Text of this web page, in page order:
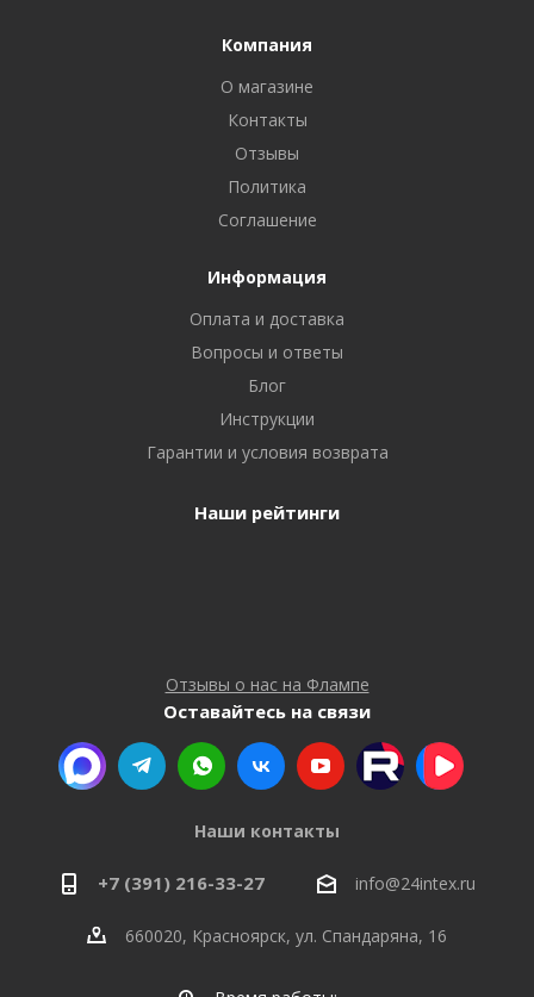
Компания
О магазине
Контакты
Отзывы
Политика
Соглашение
Информация
Оплата и доставка
Вопросы и ответы
Блог
Инструкции
Гарантии и условия возврата
Наши рейтинги
Отзывы о нас на Флампе
Оставайтесь на связи
Наши контакты
+7 (391) 216-33-27 info@24intex.ru
660020, Красноярск, ул. Спандаряна, 16